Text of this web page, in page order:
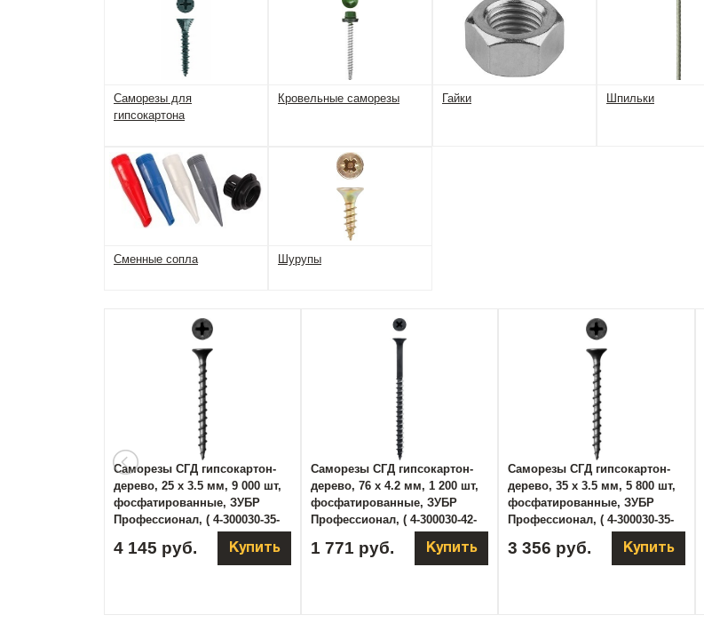
Саморезы для
гипсокартона
Кровельные саморезы Гайки Шпильки
Сменные сопла Шурупы
Саморезы СГД гипсокартон-
дерево, 25 х 3.5 мм, 9 000 шт,
фосфатированные, ЗУБР
Профессионал, ( 4-300030-35-
4 145 руб. Купить
Саморезы СГД гипсокартон-
дерево, 76 х 4.2 мм, 1 200 шт,
фосфатированные, ЗУБР
Профессионал, ( 4-300030-42-
1 771 руб. Купить
Саморезы СГД гипсокартон-
дерево, 35 х 3.5 мм, 5 800 шт,
фосфатированные, ЗУБР
Профессионал, ( 4-300030-35-
3 356 руб. Купить